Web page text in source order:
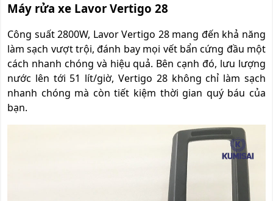
Máy rửa xe Lavor Vertigo 28
Công suất 2800W, Lavor Vertigo 28 mang đến khả năng
làm sạch vượt trội, đánh bay mọi vết bẩn cứng đầu một
cách nhanh chóng và hiệu quả. Bên cạnh đó, lưu lượng
nước lên tới 51 lít/giờ, Vertigo 28 không chỉ làm sạch
nhanh chóng mà còn tiết kiệm thời gian quý báu của
bạn.